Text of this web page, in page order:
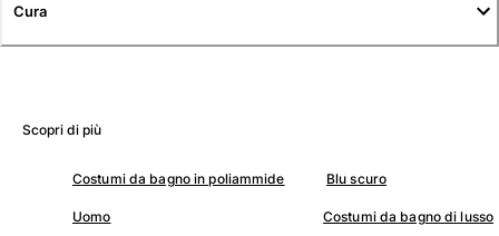
Cura
Scopri di più
Costumi da bagno in poliammide Blu scuro
Uomo Costumi da bagno di lusso